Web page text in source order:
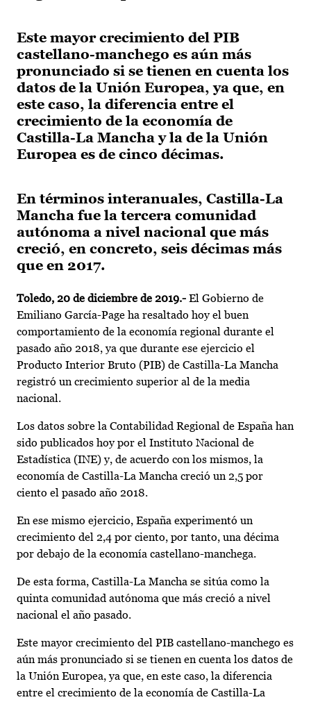
Este mayor crecimiento del PIB
castellano-manchego es aún más
pronunciado si se tienen en cuenta los
datos de la Unión Europea, ya que, en
este caso, la diferencia entre el
crecimiento de la economía de
Castilla-La Mancha y la de la Unión
Europea es de cinco décimas.
En términos interanuales, Castilla-La
Mancha fue la tercera comunidad
autónoma a nivel nacional que más
creció, en concreto, seis décimas más
que en 2017.
Toledo, 20 de diciembre de 2019.- El Gobierno de
Emiliano García-Page ha resaltado hoy el buen
comportamiento de la economía regional durante el
pasado año 2018, ya que durante ese ejercicio el
Producto Interior Bruto (PIB) de Castilla-La Mancha
registró un crecimiento superior al de la media
nacional.
Los datos sobre la Contabilidad Regional de España han
sido publicados hoy por el Instituto Nacional de
Estadística (INE) y, de acuerdo con los mismos, la
economía de Castilla-La Mancha creció un 2,5 por
ciento el pasado año 2018.
En ese mismo ejercicio, España experimentó un
crecimiento del 2,4 por ciento, por tanto, una décima
por debajo de la economía castellano-manchega.
De esta forma, Castilla-La Mancha se sitúa como la
quinta comunidad autónoma que más creció a nivel
nacional el año pasado.
Este mayor crecimiento del PIB castellano-manchego es
aún más pronunciado si se tienen en cuenta los datos de
la Unión Europea, ya que, en este caso, la diferencia
entre el crecimiento de la economía de Castilla-La